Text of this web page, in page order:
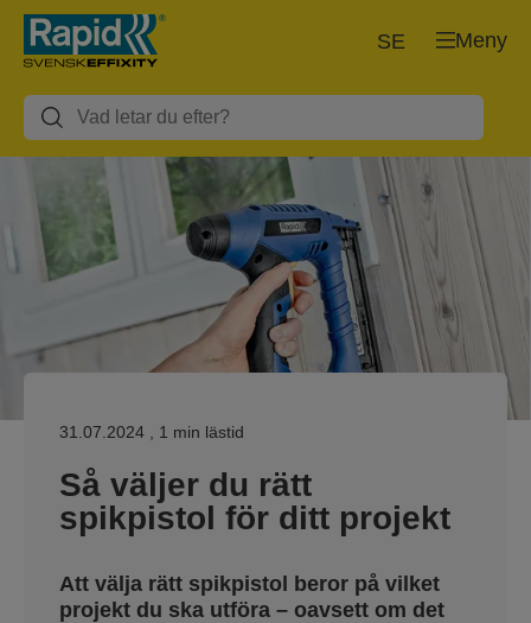
Meny
SE
31.07.2024 , 1 min lästid
Så väljer du rätt
spikpistol för ditt projekt
Att välja rätt spikpistol beror på vilket
projekt du ska utföra – oavsett om det